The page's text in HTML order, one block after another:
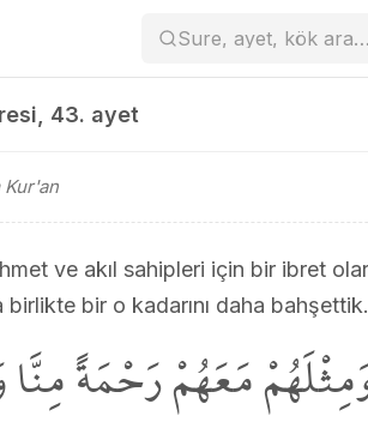
Sure, ayet, kök ara…
43. ayet
ve akıl sahipleri için bir ibret
birlikte bir o kadarını daha bahşettik.
مَعَهُمْ رَحْمَةً